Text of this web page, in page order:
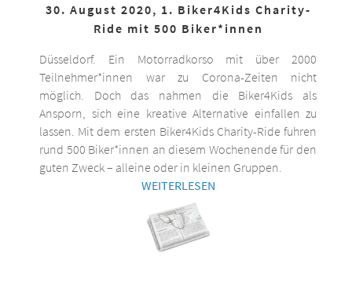
30. August 2020, 1. Biker4Kids Charity-
Ride mit 500 Biker*innen
Düsseldorf. Ein Motorradkorso mit über 2000
Teilnehmer*innen war zu Corona-Zeiten nicht
möglich. Doch das nahmen die Biker4Kids als
Ansporn, sich eine kreative Alternative einfallen zu
lassen. Mit dem ersten Biker4Kids Charity-Ride fuhren
rund 500 Biker*innen an diesem Wochenende für den
guten Zweck – alleine oder in kleinen Gruppen.
WEITERLESEN